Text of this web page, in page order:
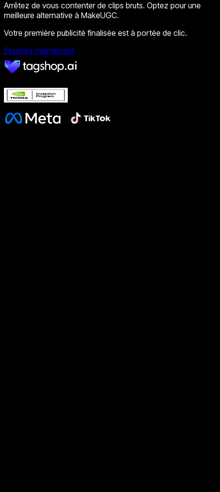
Arrêtez de vous contenter de clips bruts. Optez pour une
meilleure alternative à MakeUGC.
Votre première publicité finalisée est à portée de clic.
Essayez maintenant